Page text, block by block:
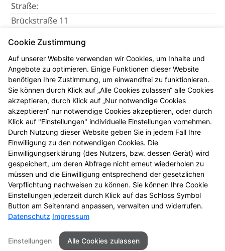
Straße:
Brückstraße 11
23730 Neustadt in Holstein
Telefon:
+49 (4561) 4171
Fax:
+49 (4561) 4406
E-Mail:
info@seestern-apo.de
Öffnungszeiten
Mo - Fr: 08:00-18:00
Sa: 09:00-14:00
Seitenübersicht Kontakt
Impressum
Datenschutz
Cookie Zustimmung
Auf unserer Website verwenden wir Cookies, um Inhalte und
Angebote zu optimieren. Einige Funktionen dieser Website
benötigen Ihre Zustimmung, um einwandfrei zu funktionieren.
Sie können durch Klick auf „Alle Cookies zulassen“ alle Cookies
akzeptieren, durch Klick auf „Nur notwendige Cookies
akzeptieren“ nur notwendige Cookies akzeptieren, oder durch
Klick auf "Einstellungen" individuelle Einstellungen vornehmen.
Durch Nutzung dieser Website geben Sie in jedem Fall Ihre
Einwilligung zu den notwendigen Cookies. Die
Einwilligungserklärung (des Nutzers, bzw. dessen Gerät) wird
gespeichert, um deren Abfrage nicht erneut wiederholen zu
müssen und die Einwilligung entsprechend der gesetzlichen
Verpflichtung nachweisen zu können. Sie können Ihre Cookie
Einstellungen jederzeit durch Klick auf das Schloss Symbol
Button am Seitenrand anpassen, verwalten und widerrufen.
Datenschutz Impressum
Einstellungen Alle Cookies zulassen